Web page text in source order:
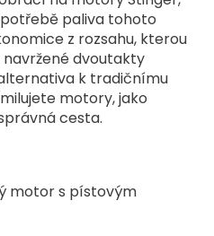
paliva tohoto
z rozsahu, kterou
dvoutakty
k tradičnímu
motory, jako
cesta.
motor s pístovým